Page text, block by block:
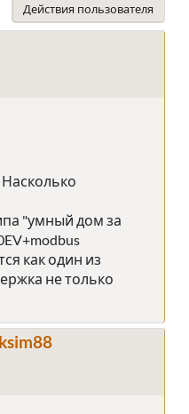
Действия пользователя
Насколько
"умный дом за
как один из
не только